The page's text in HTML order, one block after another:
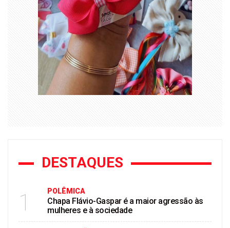
DESTAQUES
1 POLÊMICA
Chapa Flávio-Gaspar é a maior agressão às
mulheres e à sociedade